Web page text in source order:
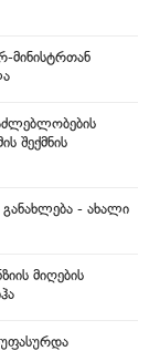
მინისტრთან
შექმნის
- ახალი
მიღების